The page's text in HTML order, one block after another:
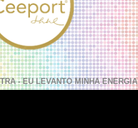
- EU LEVANTO MINHA ENERGIA